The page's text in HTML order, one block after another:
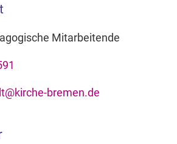
Mitarbeitende
bremen.de